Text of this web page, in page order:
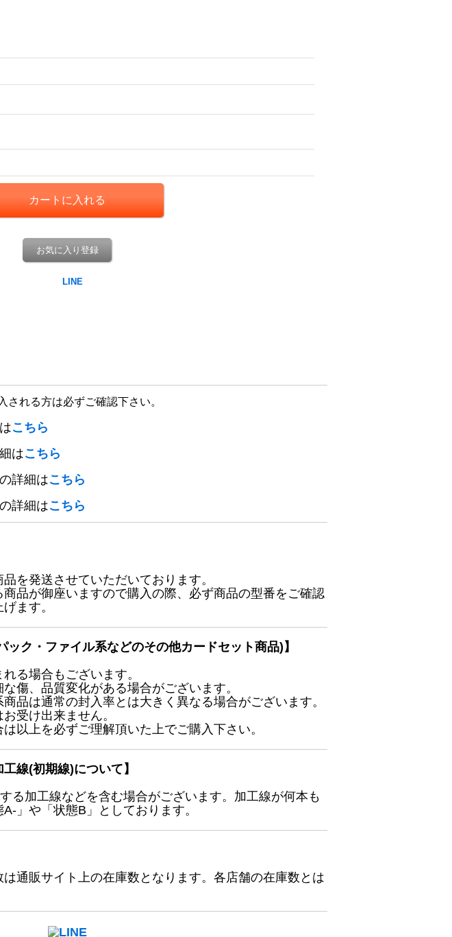
お気に入り登録
される方は必ずご確認下さい。
こちら
はこちら
詳細はこちら
詳細はこちら
を発送させていただいております。
品が御座いますので購入の際、必ず商品の型番をご確認
ます。
ック・ファイル系などのその他カードセット商品)】
る場合もございます。
傷、品質変化がある場合がございます。
品は通常の封入率とは大きく異なる場合がございます。
受け出来ません。
以上を必ずご理解頂いた上でご購入下さい。
線(初期線)について】
る加工線などを含む場合がございます。加工線が何本も
」や「状態B」としております。
通販サイト上の在庫数となります。各店舗の在庫数とは